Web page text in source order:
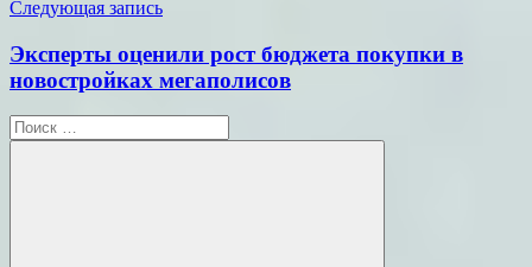
Следующая запись
Эксперты оценили рост бюджета покупки в
новостройках мегаполисов
Поиск
для: